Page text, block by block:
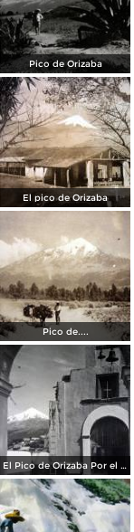
Pico de Orizaba
El pico de Orizaba
Pico de....
El Pico de Orizaba Por el fotografo Hugo Brehme.